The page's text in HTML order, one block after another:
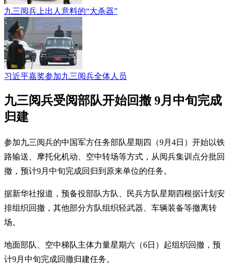
九三阅兵上出人意料的“大杀器”
习近平嘉奖参加九三阅兵全体人员
九三阅兵受阅部队开始回撤 9月中旬完成
归建
参加九三阅兵的中国军方任务部队星期四（9月4日）开始以铁
路输送、摩托化机动、空中转场等方式，从阅兵集训点分批回
撤，预计9月中旬完成回归到原来单位的任务。
据新华社报道，预备役部队方队、民兵方队星期四根据计划安
排组织回撤，其他部分方队组织轻武器、车辆装备等撤离转
场。
地面部队、空中梯队主体力量星期六（6日）起组织回撤，预
计9月中旬完成回撤归建任务。